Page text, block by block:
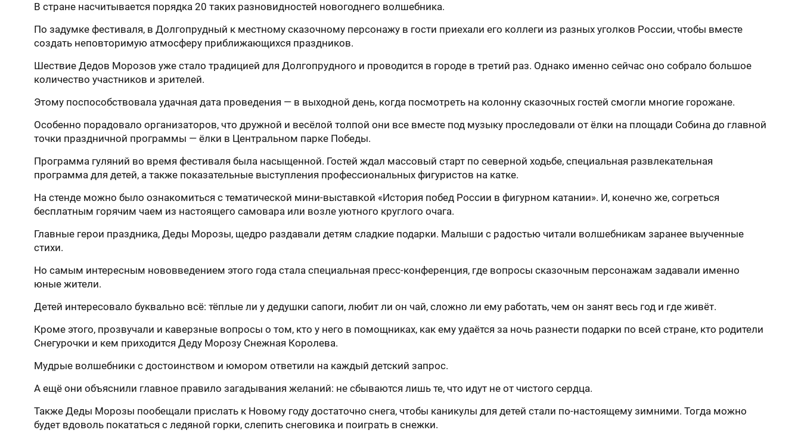
В стране насчитывается порядка 20 таких разновидностей новогоднего волшебника.
По задумке фестиваля, в Долгопрудный к местному сказочному персонажу в гости приехали его коллеги из разных уголков России, чтобы вместе
создать неповторимую атмосферу приближающихся праздников.
Шествие Дедов Морозов уже стало традицией для Долгопрудного и проводится в городе в третий раз. Однако именно сейчас оно собрало большое
количество участников и зрителей.
Этому поспособствовала удачная дата проведения — в выходной день, когда посмотреть на колонну сказочных гостей смогли многие горожане.
Особенно порадовало организаторов, что дружной и весёлой толпой они все вместе под музыку проследовали от ёлки на площади Собина до главной
точки праздничной программы — ёлки в Центральном парке Победы.
Программа гуляний во время фестиваля была насыщенной. Гостей ждал массовый старт по северной ходьбе, специальная развлекательная
программа для детей, а также показательные выступления профессиональных фигуристов на катке.
На стенде можно было ознакомиться с тематической мини-выставкой «История побед России в фигурном катании». И, конечно же, согреться
бесплатным горячим чаем из настоящего самовара или возле уютного круглого очага.
Главные герои праздника, Деды Морозы, щедро раздавали детям сладкие подарки. Малыши с радостью читали волшебникам заранее выученные
стихи.
Но самым интересным нововведением этого года стала специальная пресс-конференция, где вопросы сказочным персонажам задавали именно
юные жители.
Детей интересовало буквально всё: тёплые ли у дедушки сапоги, любит ли он чай, сложно ли ему работать, чем он занят весь год и где живёт.
Кроме этого, прозвучали и каверзные вопросы о том, кто у него в помощниках, как ему удаётся за ночь разнести подарки по всей стране, кто родители
Снегурочки и кем приходится Деду Морозу Снежная Королева.
Мудрые волшебники с достоинством и юмором ответили на каждый детский запрос.
А ещё они объяснили главное правило загадывания желаний: не сбываются лишь те, что идут не от чистого сердца.
Также Деды Морозы пообещали прислать к Новому году достаточно снега, чтобы каникулы для детей стали по-настоящему зимними. Тогда можно
будет вдоволь покататься с ледяной горки, слепить снеговика и поиграть в снежки.